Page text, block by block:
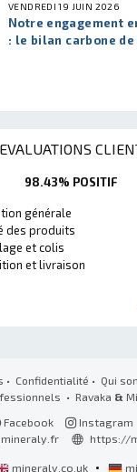
VENDREDI 19 JUIN 2026
Notre engagement
: le bilan carbone
EVALUATIONS
98.43% POSITIF
générale
des produits
et colis
et livraison
• Confidentialité • Qui
• Ravaka &
Facebook Instagram
https://
mineraly.co.uk •